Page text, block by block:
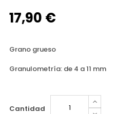
17,90 €
Grano grueso
Granulometría: de 4 a 11 mm
Cantidad